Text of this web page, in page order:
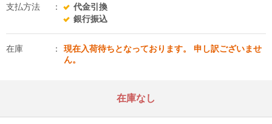
支払方法
代金引換
銀行振込
在庫
現在入荷待ちとなっております。 申し訳ございませ
ん。
在庫なし